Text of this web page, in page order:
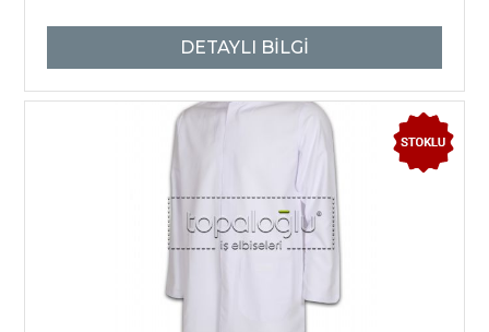
DETAYLI BİLGİ